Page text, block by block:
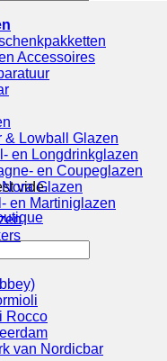
vide.
Accessoires
& Lowball Glazen
en Longdrinkglazen
en Coupeglazen
Glazen
en Martiniglazen
Rocco
van Nordicbar